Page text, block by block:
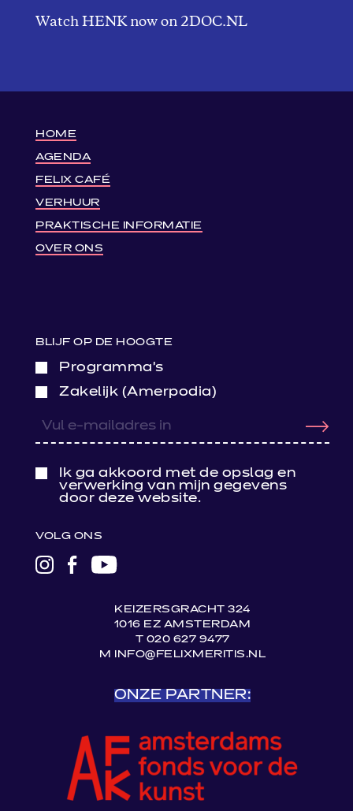
Watch HENK now on 2DOC.NL
HOME
AGENDA
FELIX CAFÉ
VERHUUR
PRAKTISCHE INFORMATIE
OVER ONS
BLIJF OP DE HOOGTE
Programma’s
Zakelijk (Amerpodia)
Ik ga akkoord met de opslag en
verwerking van mijn gegevens
door deze website.
VOLG ONS
LINK
LINKLINK
KEIZERSGRACHT 324
1016 EZ AMSTERDAM
T 020 627 9477
M INFO@FELIXMERITIS.NL
ONZE PARTNER: